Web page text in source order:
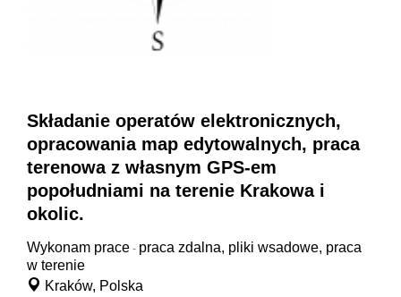
Składanie operatów elektronicznych,
opracowania map edytowalnych, praca
terenowa z własnym GPS-em
popołudniami na terenie Krakowa i
okolic.
Wykonam prace - praca zdalna, pliki wsadowe, praca
w terenie
Kraków, Polska